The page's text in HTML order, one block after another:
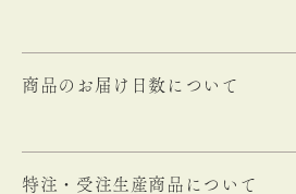
商品のお届け日数について
特注・受注生産商品について